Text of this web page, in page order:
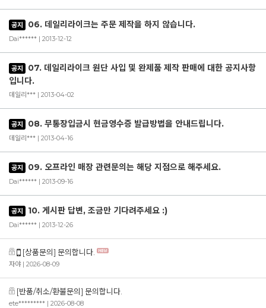
공지 06. 데일리라이크는 주문 제작을 하지 않습니다.
Dai****** | 2013-12-12
공지
07. 데일리라이크 원단 사입 및 완제품 제작 판매에 대한 공지사항
입니다.
데일리*** | 2013-04-02
공지 08. 무통장입금시 현금영수증 발급방법을 안내드립니다.
데일리*** | 2013-04-16
공지 09. 오프라인 매장 관련문의는 해당 지점으로 해주세요.
Dai****** | 2013-09-16
공지 10. 게시판 답변, 조금만 기다려주세요 :)
Dai****** | 2013-12-26
[상품문의] 문의합니다.
자야 | 2026-08-09
[반품/취소/환불문의] 문의합니다.
ete********* | 2026-08-08